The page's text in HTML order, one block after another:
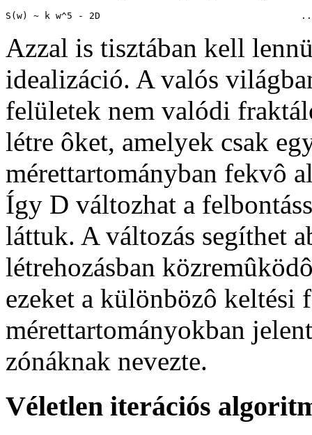
Azzal is tisztában kell
idealizáció. A valós
felületek nem valódi
létre ôket, amelyek csak
mérettartományban fekvô
Így D változhat a
láttuk. A változás segíthet
létrehozásban
ezeket a különbözô keltési
mérettartományokban
zónáknak nevezte.
Véletlen iterációs